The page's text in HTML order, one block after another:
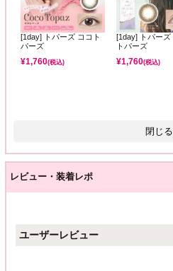
[1day] トパーズ ココト
パーズ
¥1,760(税込)
[1day] トパーズ
トパーズ
¥1,760(税込)
閉じる
レビュー・装着レポ
ユーザーレビュー